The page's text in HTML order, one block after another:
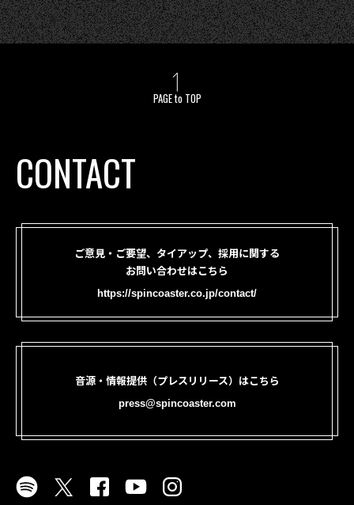
PAGE to TOP
CONTACT
ご意見・ご要望、タイアップ、採用に関する
お問い合わせはこちら
https://spincoaster.co.jp/contact/
音源・情報提供（プレスリリース）はこちら
press@spincoaster.com